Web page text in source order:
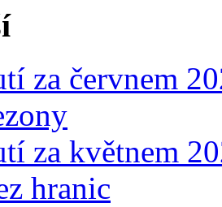
za červnem
za květnem
hranic